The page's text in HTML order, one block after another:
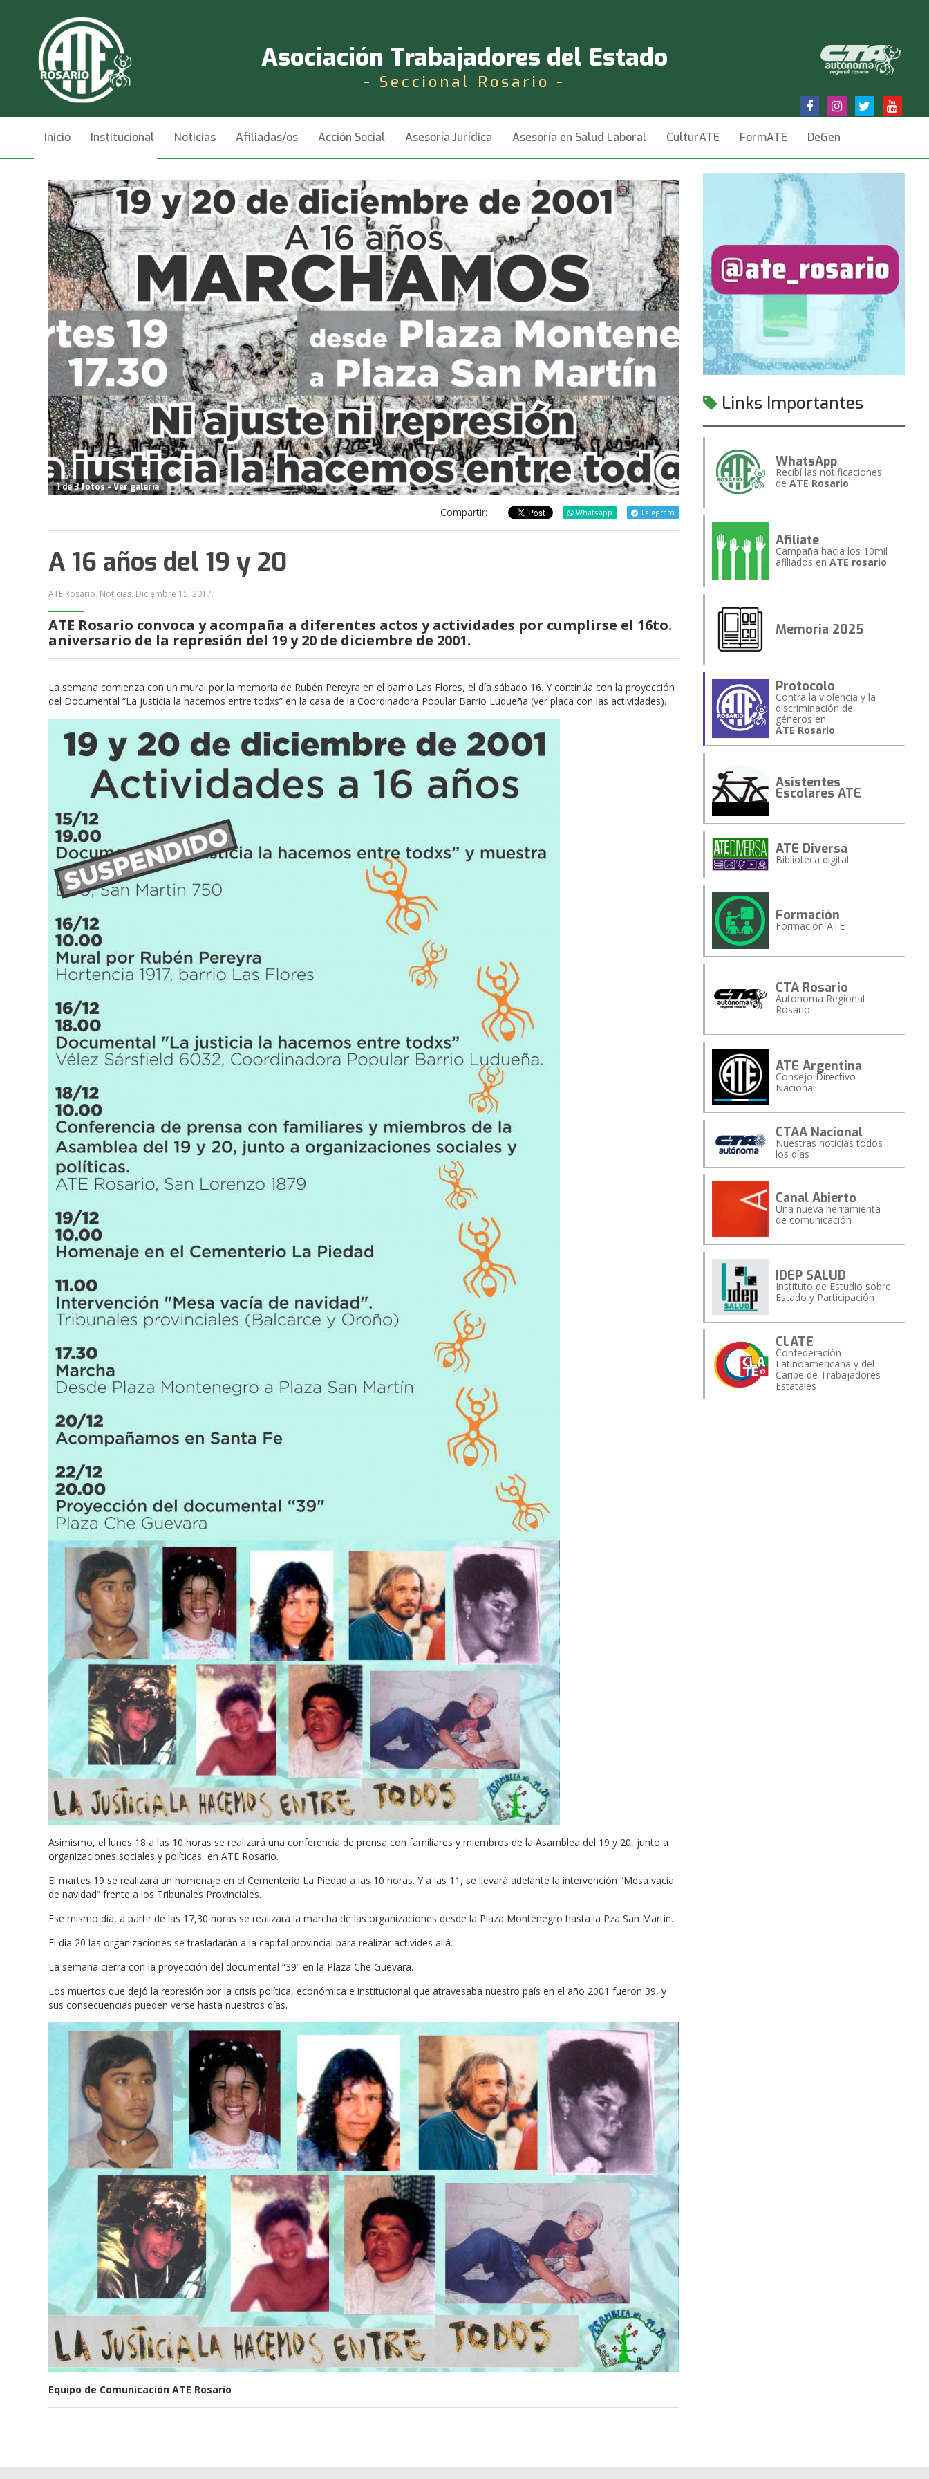
Asociación Trabajadores del Estado
- Seccional Rosario -
Inicio Institucional Noticias Afiliadas/os Acción Social Asesoría Jurídica Asesoría en Salud Laboral CulturATE FormATE DeGen
Videos Contacto
1 de 3 fotos - Ver galería
Telegram
Whatsapp
Compartir:
A 16 años del 19 y 20
ATE Rosario. Noticias. Diciembre 15, 2017.
ATE Rosario convoca y acompaña a diferentes actos y actividades por cumplirse el 16to.
aniversario de la represión del 19 y 20 de diciembre de 2001.
La semana comienza con un mural por la memoria de Rubén Pereyra en el barrio Las Flores, el día sábado 16. Y continúa con la proyección
del Documental “La justicia la hacemos entre todxs” en la casa de la Coordinadora Popular Barrio Ludueña (ver placa con las actividades).
Asimismo, el lunes 18 a las 10 horas se realizará una conferencia de prensa con familiares y miembros de la Asamblea del 19 y 20, junto a
organizaciones sociales y políticas, en ATE Rosario.
El martes 19 se realizará un homenaje en el Cementerio La Piedad a las 10 horas. Y a las 11, se llevará adelante la intervención “Mesa vacía
de navidad” frente a los Tribunales Provinciales.
Ese mismo día, a partir de las 17,30 horas se realizará la marcha de las organizaciones desde la Plaza Montenegro hasta la Pza San Martín.
El día 20 las organizaciones se trasladarán a la capital provincial para realizar activides allá.
La semana cierra con la proyección del documental “39” en la Plaza Che Guevara.
Los muertos que dejó la represión por la crisis política, económica e institucional que atravesaba nuestro país en el año 2001 fueron 39, y
sus consecuencias pueden verse hasta nuestros días.
Equipo de Comunicación ATE Rosario
Links Importantes
WhatsApp
Recibí las notificaciones
de ATE Rosario
Afiliate
Campaña hacia los 10mil
afiliados en ATE rosario
Memoria 2025
Protocolo
Contra la violencia y la
discriminación de
géneros en
ATE Rosario
Asistentes
Escolares ATE
ATE Diversa
Biblioteca digital
Formación
Formación ATE
CTA Rosario
Autónoma Regional
Rosario
ATE Argentina
Consejo Directivo
Nacional
CTAA Nacional
Nuestras noticias todos
los días
Canal Abierto
Una nueva herramienta
de comunicación
IDEP SALUD
Instituto de Estudio sobre
Estado y Participación
CLATE
Confederación
Latinoamericana y del
Caribe de Trabajadores
Estatales